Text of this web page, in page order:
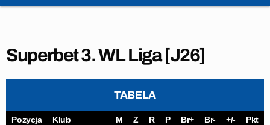
Superbet 3. WL Liga [J26]
TABELA
Pozycja Klub M Z R P Br+ Br- +/- Pkt